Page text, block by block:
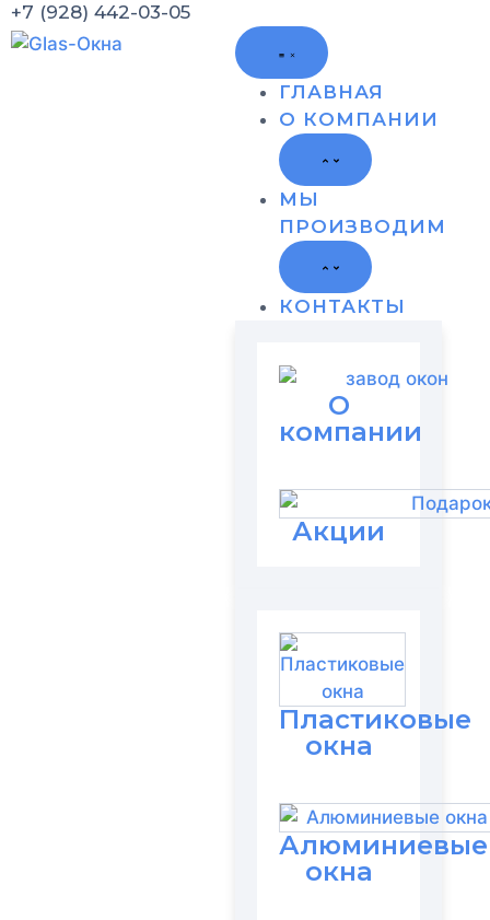
ГЛАВНАЯ
О КОМПАНИИ
МЫ
ПРОИЗВОДИМ
КОНТАКТЫ
О
компании
Акции
Пластиковые
окна
Алюминиевые
окна
+7 (928) 442-03-05